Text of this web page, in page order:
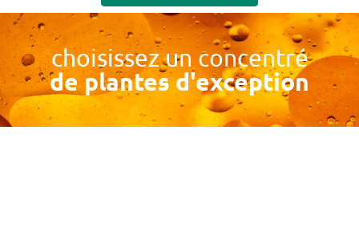
choisissez un concentré
de plantes d'exception